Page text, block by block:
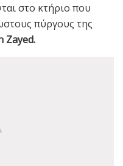
στο κτήριο που
πύργους της
Zayed.